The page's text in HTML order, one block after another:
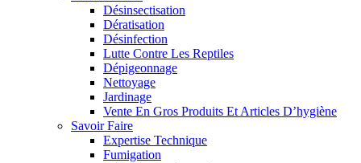
Désinsectisation
Dératisation
Désinfection
Lutte Contre Les Reptiles
Dépigeonnage
Nettoyage
Jardinage
Vente En Gros Produits Et Articles D’hygiène
Savoir Faire
Expertise Technique
Fumigation